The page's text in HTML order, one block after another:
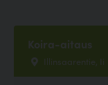
Koira-aitaus
Illinsaarentie, Ii